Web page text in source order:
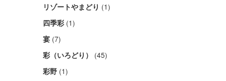
リゾートやまどり (1)
四季彩 (1)
宴 (7)
彩（いろどり） (45)
彩野 (1)